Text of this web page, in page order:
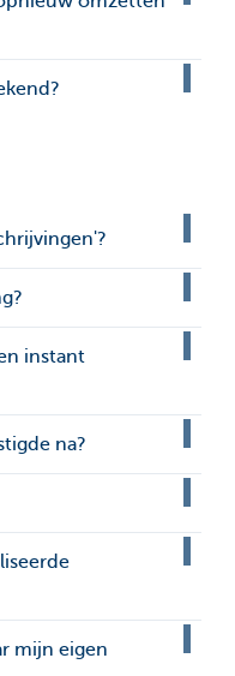
instant
na?
mijn eigen